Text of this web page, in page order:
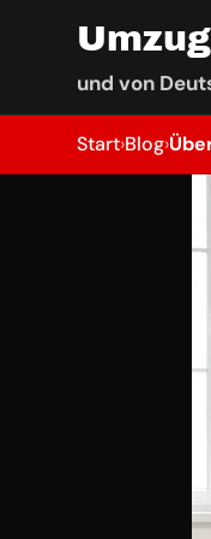
und von
Start›Blog›